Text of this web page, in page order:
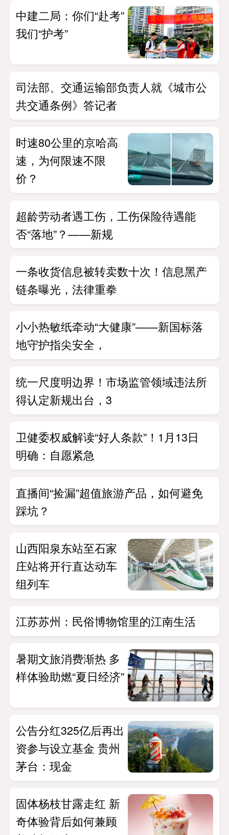
中建二局：你们“赴考”
我们“护考”
司法部、交通运输部负责人就《城市公
共交通条例》答记者
时速80公里的京哈高
速，为何限速不限
价？
超龄劳动者遇工伤，工伤保险待遇能
否“落地”？——新规
一条收货信息被转卖数十次！信息黑产
链条曝光，法律重拳
小小热敏纸牵动“大健康”——新国标落
地守护指尖安全，
统一尺度明边界！市场监管领域违法所
得认定新规出台，3
卫健委权威解读“好人条款”！1月13日
明确：自愿紧急
直播间“捡漏”超值旅游产品，如何避免
踩坑？
山西阳泉东站至石家
庄站将开行直达动车
组列车
江苏苏州：民俗博物馆里的江南生活
暑期文旅消费渐热 多
样体验助燃“夏日经济”
公告分红325亿后再出
资参与设立基金 贵州
茅台：现金
固体杨枝甘露走红 新
奇体验背后如何兼顾